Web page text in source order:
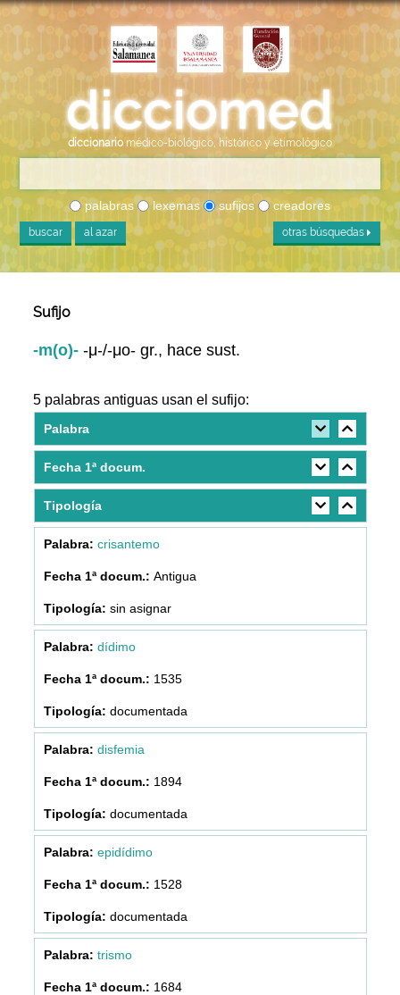
diccionario médico-biológico, histórico y etimológico
palabras lexemas sufijos creadores
buscar al azar otras búsquedas
Sufijo
-m(o)--μ-/-μο- gr., hace sust.
5 palabras antiguas usan el sufijo:
Palabra
Fecha 1ª docum.
Tipología
crisantemo
Antigua
sin asignar
dídimo
1535
documentada
disfemia
1894
documentada
epidídimo
1528
documentada
trismo
1684